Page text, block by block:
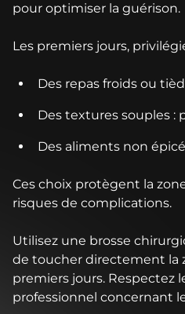
pour optimiser la guérison.
Les premiers jours,
Des repas froids ou
Des textures souples :
Des aliments non
Ces choix protègent la
risques de complications.
Utilisez une brosse
de toucher directement la
premiers jours. Respectez
professionnel concernant